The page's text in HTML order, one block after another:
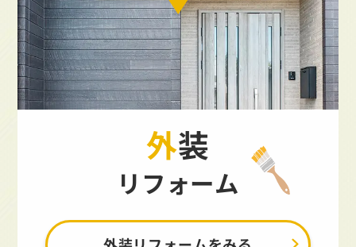
外装
リフォーム